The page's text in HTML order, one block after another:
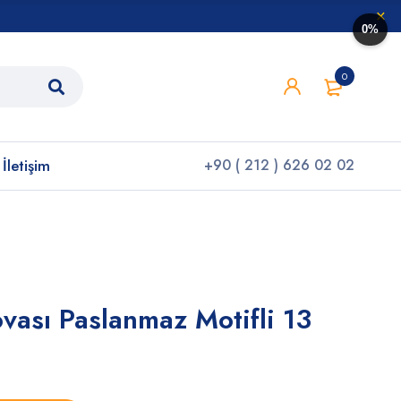
0
İletişim +90 ( 212 ) 626 02 02
Paslanmaz Motifli 13
0%